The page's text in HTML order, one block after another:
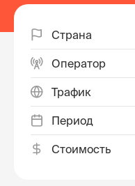
Страна
Оператор
Трафик
Период
Стоимость